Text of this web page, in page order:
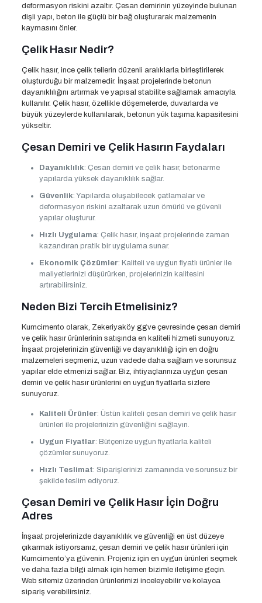
deformasyon riskini azaltır. Çesan demirinin yüzeyinde bulunan
dişli yapı, beton ile güçlü bir bağ oluşturarak malzemenin
kaymasını önler.
Çelik Hasır Nedir?
Çelik hasır, ince çelik tellerin düzenli aralıklarla birleştirilerek
oluşturduğu bir malzemedir. İnşaat projelerinde betonun
dayanıklılığını artırmak ve yapısal stabilite sağlamak amacıyla
kullanılır. Çelik hasır, özellikle döşemelerde, duvarlarda ve
büyük yüzeylerde kullanılarak, betonun yük taşıma kapasitesini
yükseltir.
Çesan Demiri ve Çelik Hasırın Faydaları
Dayanıklılık: Çesan demiri ve çelik hasır, betonarme
yapılarda yüksek dayanıklılık sağlar.
Güvenlik: Yapılarda oluşabilecek çatlamalar ve
deformasyon riskini azaltarak uzun ömürlü ve güvenli
yapılar oluşturur.
Hızlı Uygulama: Çelik hasır, inşaat projelerinde zaman
kazandıran pratik bir uygulama sunar.
Ekonomik Çözümler: Kaliteli ve uygun fiyatlı ürünler ile
maliyetlerinizi düşürürken, projelerinizin kalitesini
artırabilirsiniz.
Neden Bizi Tercih Etmelisiniz?
Kumcimento olarak, Zekeriyaköy ggve çevresinde çesan demiri
ve çelik hasır ürünlerinin satışında en kaliteli hizmeti sunuyoruz.
İnşaat projelerinizin güvenliği ve dayanıklılığı için en doğru
malzemeleri seçmeniz, uzun vadede daha sağlam ve sorunsuz
yapılar elde etmenizi sağlar. Biz, ihtiyaçlarınıza uygun çesan
demiri ve çelik hasır ürünlerini en uygun fiyatlarla sizlere
sunuyoruz.
Kaliteli Ürünler: Üstün kaliteli çesan demiri ve çelik hasır
ürünleri ile projelerinizin güvenliğini sağlayın.
Uygun Fiyatlar: Bütçenize uygun fiyatlarla kaliteli
çözümler sunuyoruz.
Hızlı Teslimat: Siparişlerinizi zamanında ve sorunsuz bir
şekilde teslim ediyoruz.
Çesan Demiri ve Çelik Hasır İçin Doğru
Adres
İnşaat projelerinizde dayanıklılık ve güvenliği en üst düzeye
çıkarmak istiyorsanız, çesan demiri ve çelik hasır ürünleri için
Kumcimento’ya güvenin. Projeniz için en uygun ürünleri seçmek
ve daha fazla bilgi almak için hemen bizimle iletişime geçin.
Web sitemiz üzerinden ürünlerimizi inceleyebilir ve kolayca
sipariş verebilirsiniz.